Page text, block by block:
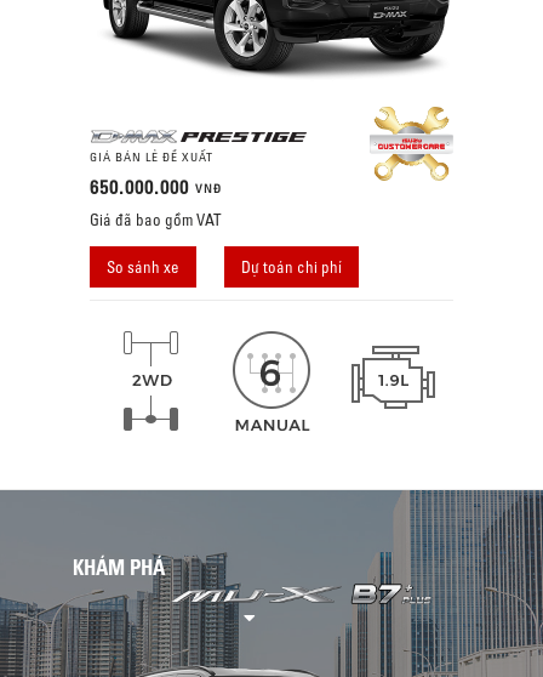
GIÁ BÁN LẺ ĐỀ XUẤT
650.000.000 VNĐ
Giá đã bao gồm VAT
So sánh xe Dự toán chi phí
KHÁM PHÁ